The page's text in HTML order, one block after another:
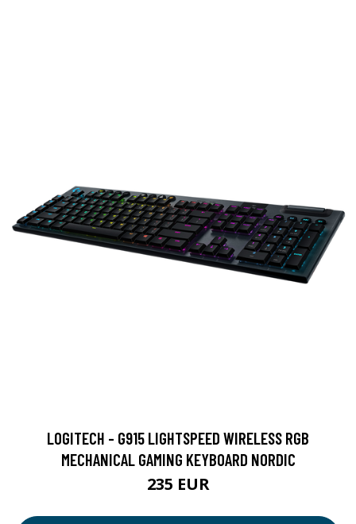
LOGITECH - G915 LIGHTSPEED WIRELESS RGB
MECHANICAL GAMING KEYBOARD NORDIC
235 EUR